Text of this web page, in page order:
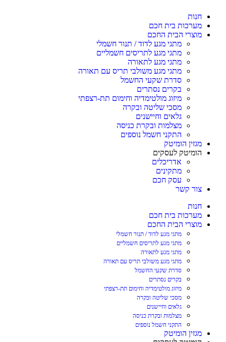
חנות
מערכות בית חכם
מוצרי הבית החכם
מתגי מגע לדוד / תנור חשמלי
מתגי מגע לתריסים חשמליים
מתגי מגע לתאורה
מתגי מגע משולבי תריס עם תאורה
סדרת שקעי החשמל
בקרים נסתרים
מיזוג מולטימדיה וחימום תת-רצפתי
מסכי שליטה ובקרה
גלאים וחיישנים
מצלמות ובקרת כניסה
התקני חשמל נוספים
מגזין הומיטק
הומיטק לעסקים
אדריכלים
מתקינים
עסק חכם
צור קשר
חנות
מערכות בית חכם
מוצרי הבית החכם
מתגי מגע לדוד / תנור חשמלי
מתגי מגע לתריסים חשמליים
מתגי מגע לתאורה
מתגי מגע משולבי תריס עם תאורה
סדרת שקעי החשמל
בקרים נסתרים
מיזוג מולטימדיה וחימום תת-רצפתי
מסכי שליטה ובקרה
גלאים וחיישנים
מצלמות ובקרת כניסה
התקני חשמל נוספים
מגזין הומיטק